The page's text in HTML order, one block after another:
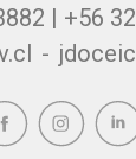
| +56
-